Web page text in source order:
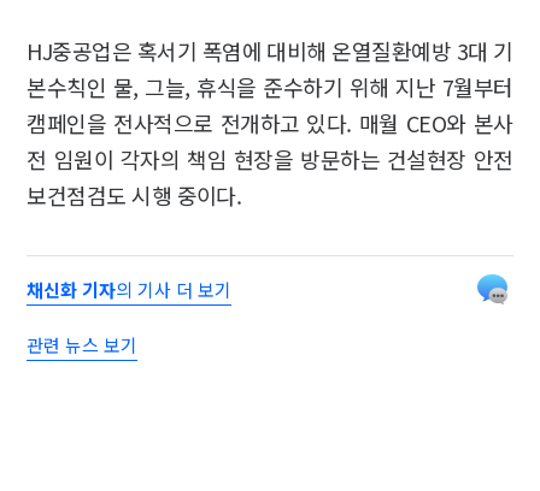
HJ중공업은 혹서기 폭염에 대비해 온열질환예방 3대 기
본수칙인 물, 그늘, 휴식을 준수하기 위해 지난 7월부터
캠페인을 전사적으로 전개하고 있다. 매월 CEO와 본사
전 임원이 각자의 책임 현장을 방문하는 건설현장 안전
보건점검도 시행 중이다.
채신화 기자의 기사 더 보기
관련 뉴스 보기